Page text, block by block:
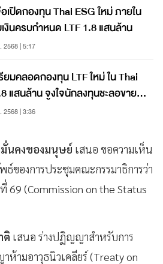
เปิดกองทุน Thai ESG ใหม่ ภายใน
งินครบกำหนด LTF 1.8 แสนล้าน
| 5:17
ยมคลอดกองทุน LTF ใหม่ ใน Thai
แสนล้าน จูงใจนักลงทุนชะลอขาย
| 3:36
นคงของมนุษย์ เสนอ ขอความเห็น
ธ์ของการประชุมคณะกรรมาธิการว่า
69 (Commission on the Status
ติ เสนอ ร่างปฏิญญาสำหรับการ
ามอาวุธนิวเคลียร์ (Treaty on